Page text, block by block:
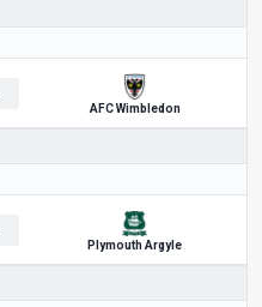
AFC Wimbledon
Plymouth Argyle